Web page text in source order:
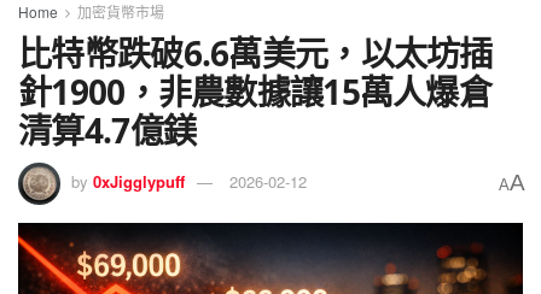
Home 加密貨幣市場
比特幣跌破6.6萬美元，以太坊插
針1900，非農數據讓15萬人爆倉
清算4.7億鎂
by 0xJigglypuff 2026-02-12 AA